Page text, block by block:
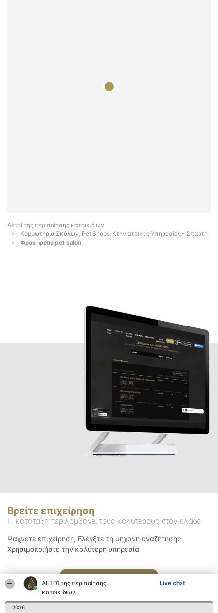
ΑΕΤΟΊ της περιποίησης
κατοικίδιων
Live chat
20:16
Αετοί της περιποίησης κατοικίδιων
Κομμωτήρια Σκύλων, Pet Shops, Κτηνιατρικές Υπηρεσίες - Σπαρτη
Φρου-φρου pet salon
Βρείτε επιχείρηση
Η κατάταξη περιλαμβάνει τους καλύτερους στον κλάδο
Ψάχνετε επιχείρηση; Ελέγξτε τη μηχανή αναζήτησης.
Χρησιμοποιήστε την καλύτερη υπηρεσία
Αναζήτηση